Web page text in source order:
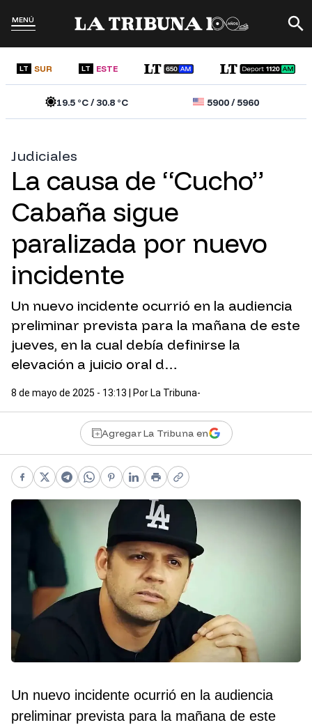
MENÚ
LT SUR LT ESTE
19.5°C /30.8°C 5900/5960
Judiciales
La causa de “Cucho”
Cabaña sigue
paralizada por nuevo
incidente
Un nuevo incidente ocurrió en la audiencia
preliminar prevista para la mañana de este
jueves, en la cual debía definirse la
elevación a juicio oral d…
8 de mayo de 2025 - 13:13 | Por La Tribuna-
Agregar La Tribuna en
Facebook
X Telegram
WhatsApp
Pinterest
LinkedIn
PrintCopy link
Un nuevo incidente ocurrió en la audiencia
preliminar prevista para la mañana de este